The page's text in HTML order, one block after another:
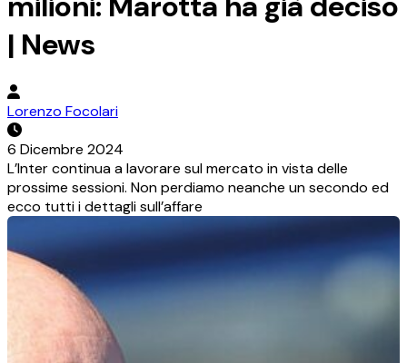
| News
Lorenzo Focolari
6 Dicembre 2024
L’Inter continua a lavorare sul mercato in vista delle
prossime sessioni. Non perdiamo neanche un secondo ed
ecco tutti i dettagli sull’affare